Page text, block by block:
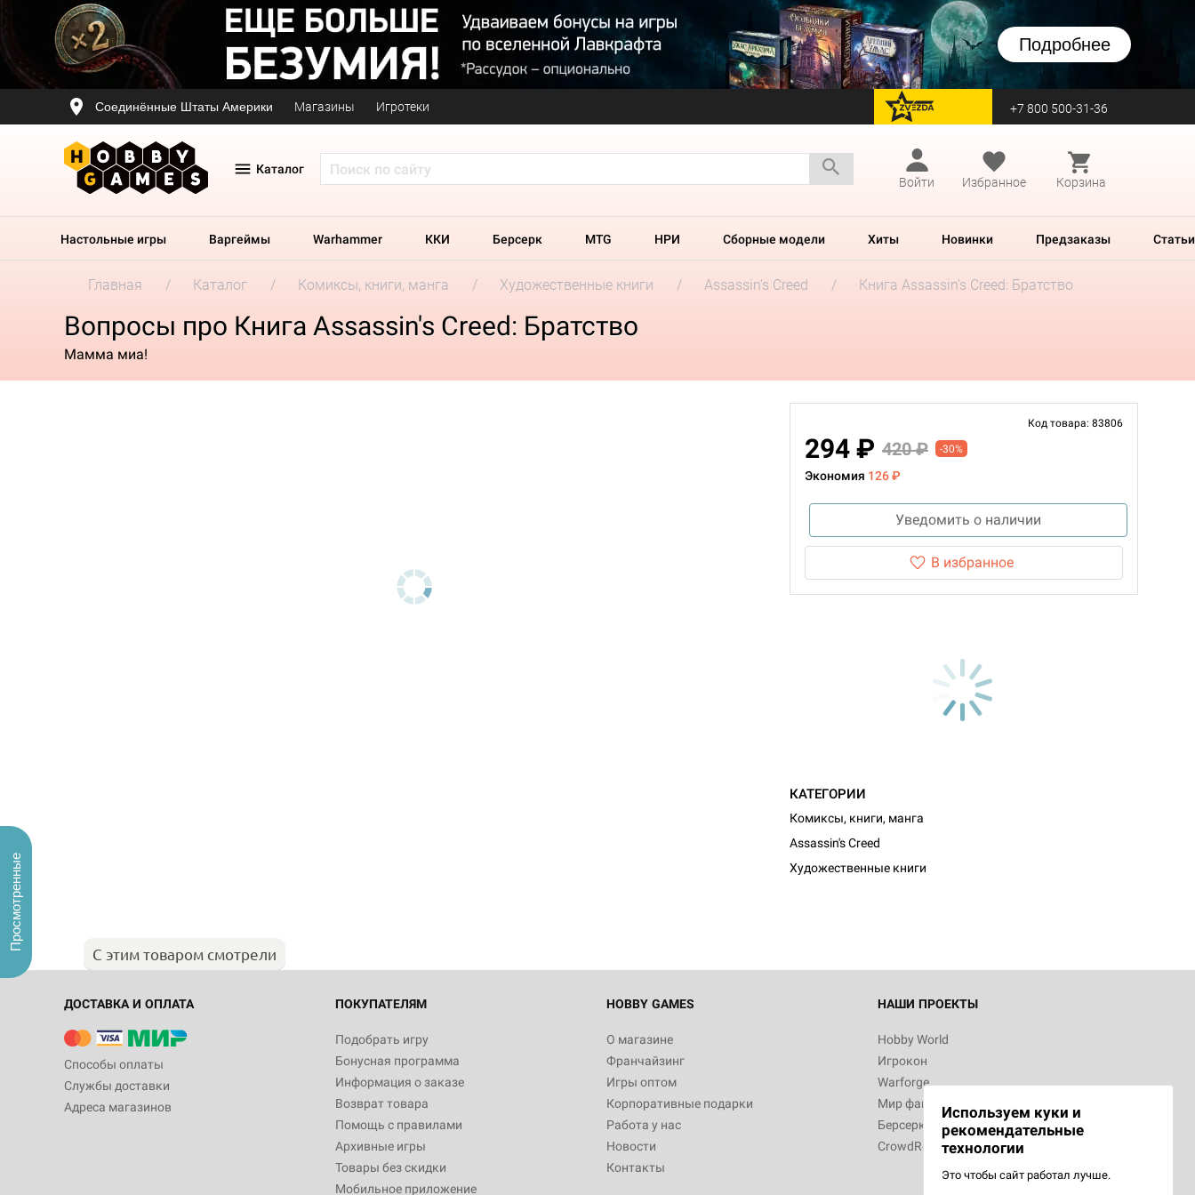
Подробнее
Соединённые Штаты Америки Магазины Игротеки перейти на Zvezda +7 800 500-31-36
Каталог
Войти
Избранное Корзина
Настольные игры Варгеймы Warhammer ККИ Берсерк MTG НРИ Сборные модели Хиты Новинки Предзаказы Статьи
Главная Каталог Комиксы, книги, манга Художественные книги Assassin's Creed Книга Assassin's Creed: Братство
Вопросы про Книга Assassin's Creed: Братство
Мамма миа!
Код товара: 83806
294 ₽ 420 ₽ -30%
Экономия 126 ₽
Уведомить о наличии
В избранное
КАТЕГОРИИ
Комиксы, книги, манга
Assassin's Creed
Художественные книги
С этим товаром смотрели
ДОСТАВКА И ОПЛАТА
Способы оплаты
Службы доставки
Адреса магазинов
ПОКУПАТЕЛЯМ
Подобрать игру
Бонусная программа
Информация о заказе
Возврат товара
Помощь с правилами
Архивные игры
Товары без скидки
Мобильное приложение
HOBBY GAMES
О магазине
Франчайзинг
Игры оптом
Корпоративные подарки
Работа у нас
Новости
Контакты
НАШИ ПРОЕКТЫ
Hobby World
Игрокон
Warforge
Мир фантастики
Берсерк
CrowdRepublic
Используем куки и
рекомендательные
технологии
Это чтобы сайт работал лучше.
Просмотренные
Настольная игра Hobby World Монстры
Белая смерть
12 990
Настольная игра Hobby World Берсерк.
3 490